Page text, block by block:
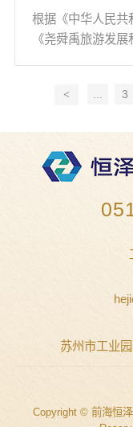
根据《中华人民共
《尧舜禹旅游发
本基金基金份额持
... 3
苏州市工业
Copyright © 前海恒